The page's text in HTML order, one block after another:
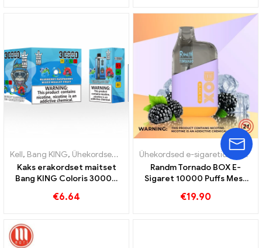
Kell, Bang KING, Ühekordsed e-sigaretid Leedu ,Ühekordsed e-
Kaks erakordset maitset
Bang KING Coloris 30000
vaarika segatud ja
€6.64
Ühekordsed e-sigaretid
Randm Tornado BOX E-
Sigaret 10000 Puffs Mesh
vape
€19.90